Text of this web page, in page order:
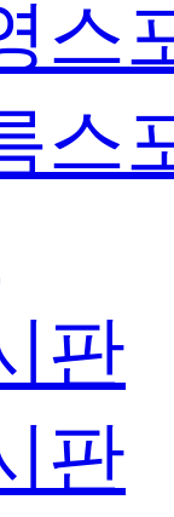
스
스
판
판